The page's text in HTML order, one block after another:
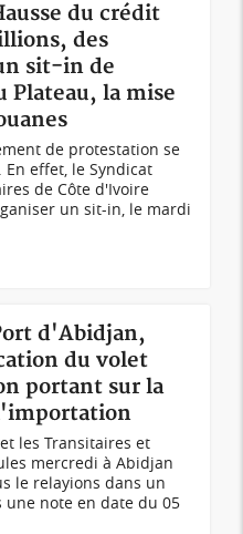
du crédit
des
sit-in de
Plateau, la mise
de protestation se
effet, le Syndicat
de Côte d'Ivoire
un sit-in, le mardi
d'Abidjan,
du volet
portant sur la
les Transitaires et
mercredi à Abidjan
le relayions dans un
note en date du 05